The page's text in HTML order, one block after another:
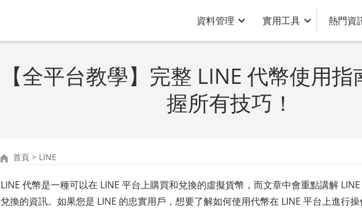
資料管理 實用工具 熱門資
【全平台教學】完整 LINE 代幣使用
握所有技巧！
首頁 > LINE
LINE 代幣是一種可以在 LINE 平台上購買和兌換的虛擬貨幣，而文章中會重點講解
兌換的資訊。如果您是 LINE 的忠實用戶，想要了解如何使用代幣在 LINE 平台上進行